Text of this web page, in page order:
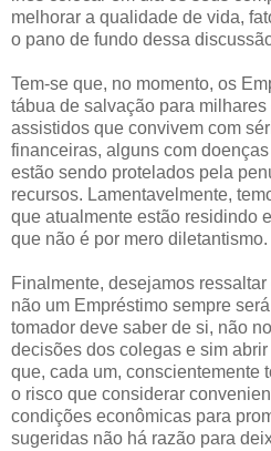
melhorar a qualidade de vida,
o pano de fundo dessa
Tem-se que, no momento, os
tábua de salvação para
assistidos que convivem com
financeiras, alguns com
estão sendo protelados pela
recursos. Lamentavelmente,
que atualmente estão residindo
que não é por mero diletantismo.
Finalmente, desejamos
não um Empréstimo sempre
tomador deve saber de si, não
decisões dos colegas e sim
que, cada um, conscientemente
o risco que considerar
condições econômicas para
sugeridas não há razão para